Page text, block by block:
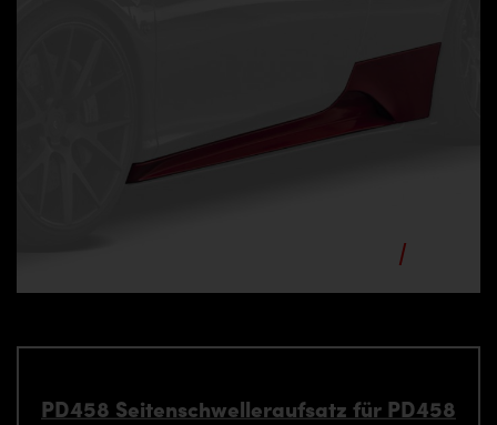
PD458 Seitenschwelleraufsatz für PD458